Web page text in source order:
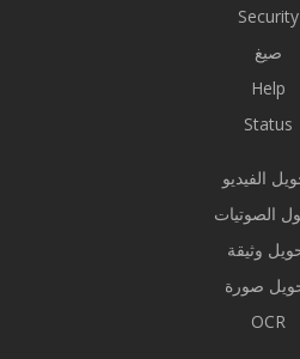
Security
صيغ
Help
Status
الفيديو
الصوتيات
وثيقة
صورة
OCR